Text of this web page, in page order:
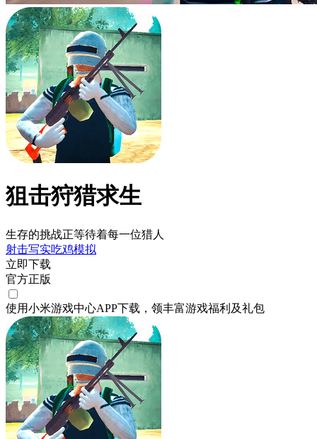
狙击狩猎求生
生存的挑战正等待着每一位猎人
射击写实吃鸡模拟
立即下载
官方正版
使用小米游戏中心APP下载 ，领丰富游戏福利 及礼包